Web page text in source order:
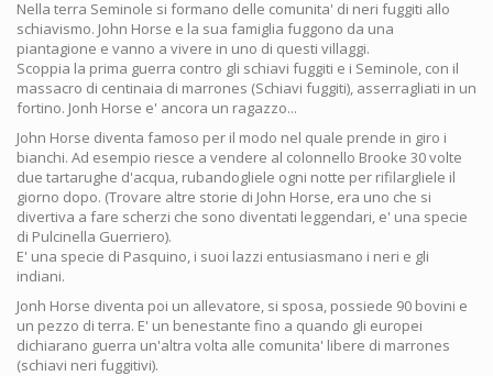
Nella terra Seminole si formano delle comunita' di neri fuggiti allo
schiavismo. John Horse e la sua famiglia fuggono da una
piantagione e vanno a vivere in uno di questi villaggi.
Scoppia la prima guerra contro gli schiavi fuggiti e i Seminole, con il
massacro di centinaia di marrones (Schiavi fuggiti), asserragliati in un
fortino. Jonh Horse e' ancora un ragazzo...
John Horse diventa famoso per il modo nel quale prende in giro i
bianchi. Ad esempio riesce a vendere al colonnello Brooke 30 volte
due tartarughe d'acqua, rubandogliele ogni notte per rifilargliele il
giorno dopo. (Trovare altre storie di John Horse, era uno che si
divertiva a fare scherzi che sono diventati leggendari, e' una specie
di Pulcinella Guerriero).
E' una specie di Pasquino, i suoi lazzi entusiasmano i neri e gli
indiani.
Jonh Horse diventa poi un allevatore, si sposa, possiede 90 bovini e
un pezzo di terra. E' un benestante fino a quando gli europei
dichiarano guerra un'altra volta alle comunita' libere di marrones
(schiavi neri fuggitivi).